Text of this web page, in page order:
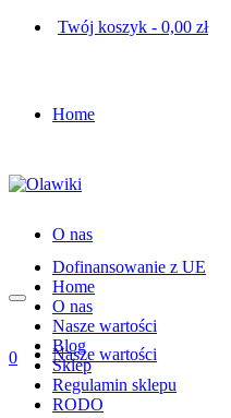
Twój koszyk - 0,00 zł
Home
O nas
Nasze wartości
0
Dofinansowanie z UE
Home
O nas
Nasze wartości
Blog
Sklep
Regulamin sklepu
RODO